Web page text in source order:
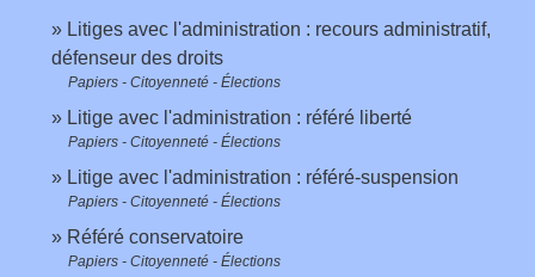
Litiges avec l'administration : recours administratif,
défenseur des droits
Papiers - Citoyenneté - Élections
Litige avec l'administration : référé liberté
Papiers - Citoyenneté - Élections
Litige avec l'administration : référé-suspension
Papiers - Citoyenneté - Élections
Référé conservatoire
Papiers - Citoyenneté - Élections